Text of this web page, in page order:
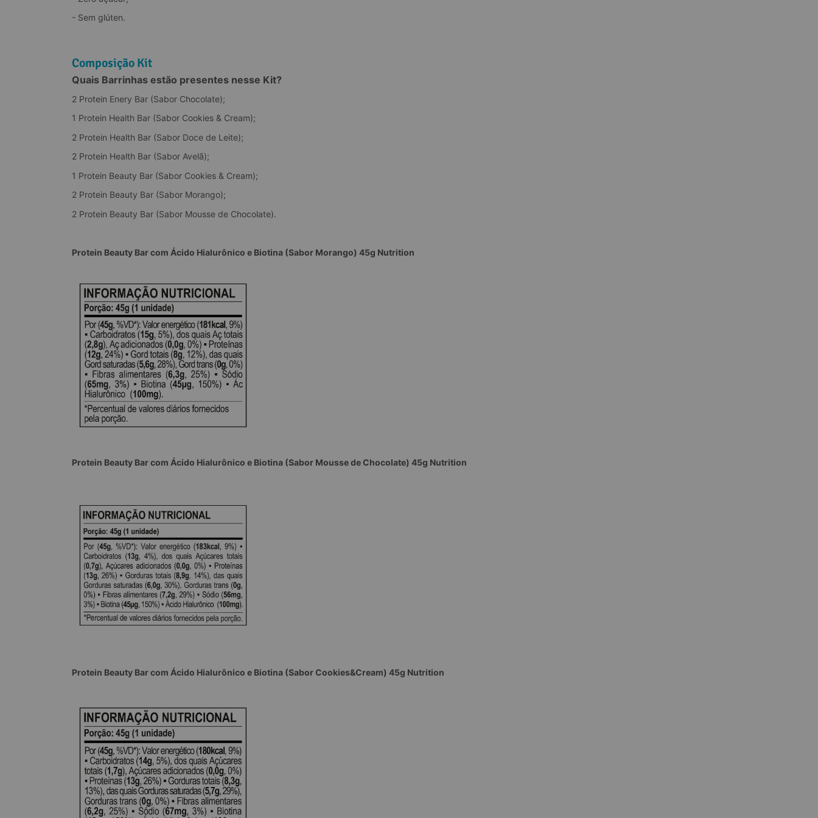
- Sem glúten.
Composição Kit
Quais Barrinhas estão presentes nesse Kit?
2 Protein Enery Bar (Sabor Chocolate);
1 Protein Health Bar (Sabor Cookies & Cream);
2 Protein Health Bar (Sabor Doce de Leite);
2 Protein Health Bar (Sabor Avelã);
1 Protein Beauty Bar (Sabor Cookies & Cream);
2 Protein Beauty Bar (Sabor Morango);
2 Protein Beauty Bar (Sabor Mousse de Chocolate).
Protein Beauty Bar com Ácido Hialurônico e Biotina (Sabor Morango) 45g Nutrition
Protein Beauty Bar com Ácido Hialurônico e Biotina (Sabor Mousse de Chocolate) 45g Nutrition
Protein Beauty Bar com Ácido Hialurônico e Biotina (Sabor Cookies&Cream) 45g Nutrition